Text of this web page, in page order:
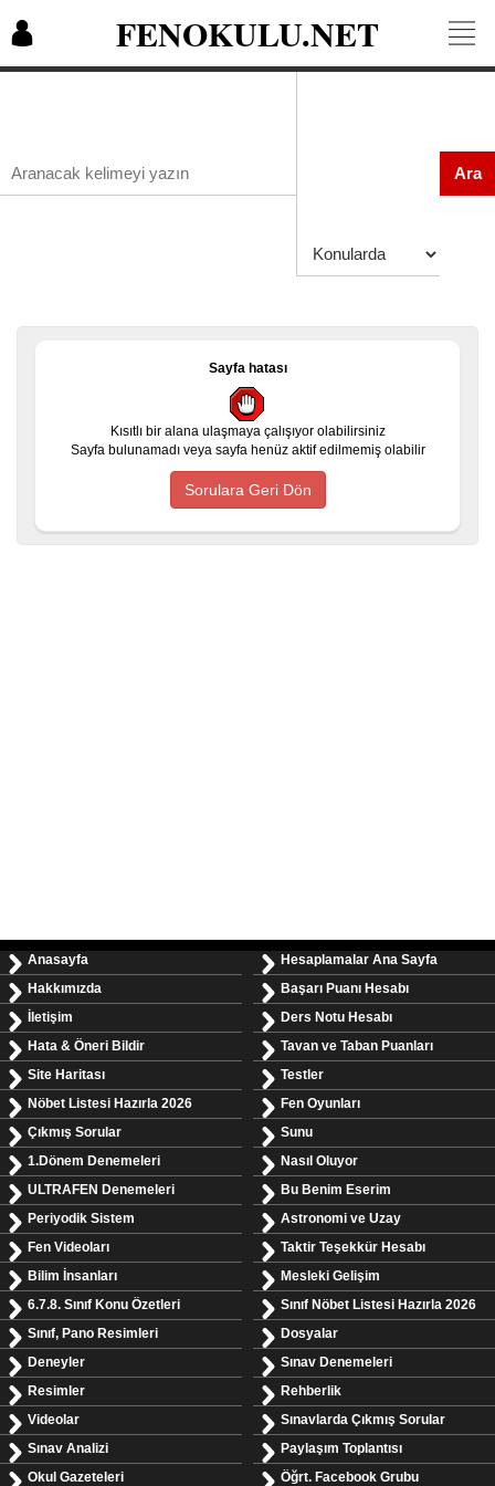
FENOKULU.NET
Ara
Sayfa hatası
Kısıtlı bir alana ulaşmaya çalışıyor olabilirsiniz
Sayfa bulunamadı veya sayfa henüz aktif edilmemiş olabilir
Sorulara Geri Dön
Anasayfa
Hakkımızda
İletişim
Hata & Öneri Bildir
Site Haritası
Nöbet Listesi Hazırla 2026
Çıkmış Sorular
1.Dönem Denemeleri
ULTRAFEN Denemeleri
Periyodik Sistem
Fen Videoları
Bilim İnsanları
6.7.8. Sınıf Konu Özetleri
Sınıf, Pano Resimleri
Deneyler
Resimler
Videolar
Sınav Analizi
Okul Gazeteleri
Hesaplamalar Ana Sayfa
Başarı Puanı Hesabı
Ders Notu Hesabı
Tavan ve Taban Puanları
Testler
Fen Oyunları
Sunu
Nasıl Oluyor
Bu Benim Eserim
Astronomi ve Uzay
Taktir Teşekkür Hesabı
Mesleki Gelişim
Sınıf Nöbet Listesi Hazırla 2026
Dosyalar
Sınav Denemeleri
Rehberlik
Sınavlarda Çıkmış Sorular
Paylaşım Toplantısı
Öğrt. Facebook Grubu